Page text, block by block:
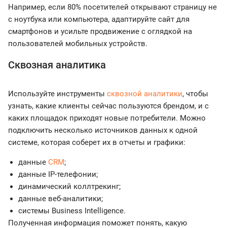
Например, если 80% посетителей открывают страницу не
с ноутбука или компьютера, адаптируйте сайт для
смартфонов и усильте продвижение с оглядкой на
пользователей мобильных устройств.
Сквозная аналитика
Используйте инструменты сквозной аналитики, чтобы
узнать, какие клиенты сейчас пользуются брендом, и с
каких площадок приходят новые потребители. Можно
подключить несколько источников данных к одной
системе, которая соберет их в отчеты и графики:
данные CRM;
данные IP-телефонии;
динамический коллтрекинг;
данные веб-аналитики;
системы Business Intelligence.
Полученная информация поможет понять, какую